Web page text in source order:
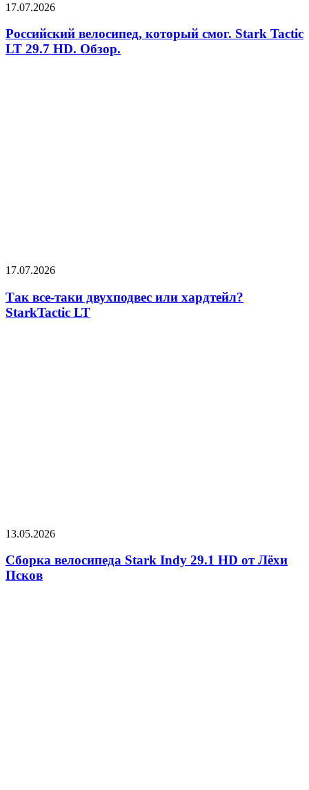
17.07.2026
Российский велосипед, который смог. Stark Tactic
LT 29.7 HD. Обзор.
17.07.2026
Так все-таки двухподвес или хардтейл?
StarkTactic LT
13.05.2026
Сборка велосипеда Stark Indy 29.1 HD от Лёхи
Псков